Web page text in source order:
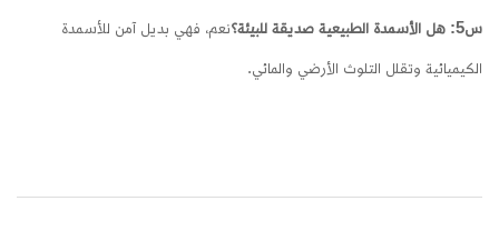
س5: هل الأسمدة الطبيعية صديقة للبيئة؟ نعم، فهي بديل آمن للأسمدة
الكيميائية وتقلل التلوث الأرضي والمائي.